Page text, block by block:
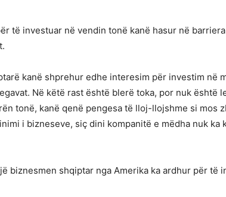
të investuar në vendin tonë kanë hasur në
kanë shprehur edhe interesim për investim në
Në këtë rast është blerë toka, por nuk është
tonë, kanë qenë pengesa të lloj-llojshme si mos
i bizneseve, siç dini kompanitë e mëdha nuk ka
biznesmen shqiptar nga Amerika ka ardhur për të